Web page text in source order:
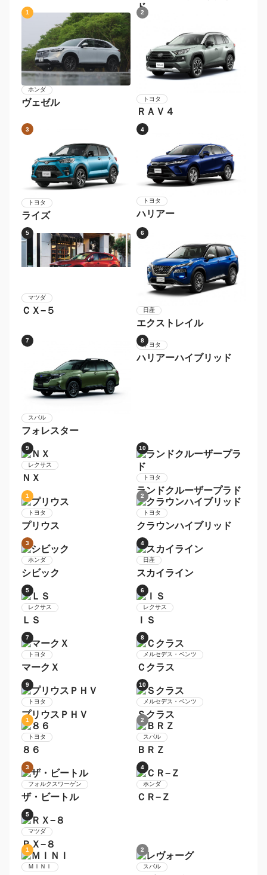
アルファードハイブリッ
ド
ホンダ
トヨタ
ＲＡＶ４
トヨタ
ライズ
トヨタ
5
マツダ
日産
エクストレイル
スバル
フォレスター
8
9
ＮＸ
10
トヨタ
ランドクルーザープラド
1
プリウス
2
トヨタ
クラウンハイブリッド
3
ホンダ
シビック
4
日産
スカイライン
5
レクサス
ＬＳ
6
レクサス
ＩＳ
7
マークＸ
8
9
トヨタ
プリウスＰＨＶ Ｓクラス
1 2